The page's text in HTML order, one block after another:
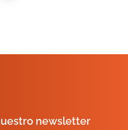
newsletter